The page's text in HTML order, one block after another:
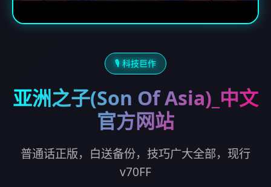
🎙️ 科技巨作
亚洲之子(Son Of Asia)_中文
官方网站
普通话正版，白送备份，技巧广大全部，现行
v70FF